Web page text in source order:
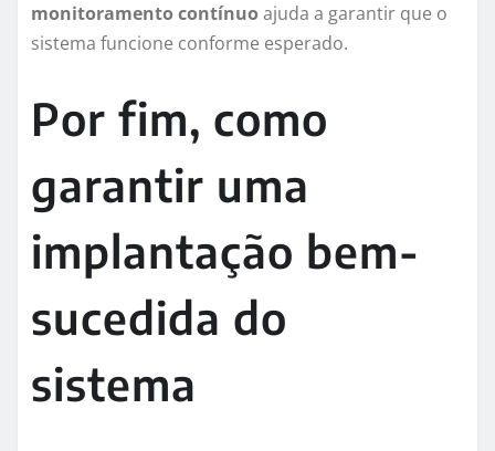
monitoramento contínuo ajuda a garantir que o
sistema funcione conforme esperado.
Por fim, como
garantir uma
implantação bem-
sucedida do
sistema